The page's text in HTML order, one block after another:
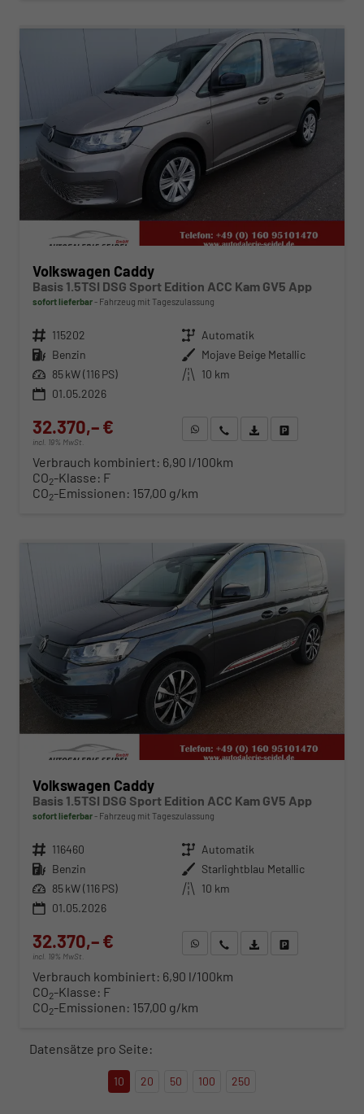
Volkswagen Caddy
Basis 1.5TSI DSG Sport Edition ACC Kam GV5 App
sofort lieferbar Fahrzeug mit Tageszulassung
Fahrzeugnr. 115202 Getriebe Automatik
Kraftstoff Benzin Außenfarbe Mojave Beige Metallic
Leistung 85 kW (116 PS) Kilometerstand 10 km
01.05.2026
32.370,– €
incl. 19% MwSt.
WhatsApp anfragen
Wir rufen Sie anFahrzeugexposé (PDF)
Verbrauch kombiniert: 6,90 l/100km
CO2-Klasse: F
CO2-Emissionen: 157,00 g/km
Volkswagen Caddy
Basis 1.5TSI DSG Sport Edition ACC Kam GV5 App
sofort lieferbar Fahrzeug mit Tageszulassung
Fahrzeugnr. 116460 Getriebe Automatik
Kraftstoff Benzin Außenfarbe Starlightblau Metallic
Leistung 85 kW (116 PS) Kilometerstand 10 km
01.05.2026
32.370,– €
incl. 19% MwSt.
WhatsApp anfragen
Wir rufen Sie anFahrzeugexposé (PDF)
Verbrauch kombiniert: 6,90 l/100km
CO2-Klasse: F
CO2-Emissionen: 157,00 g/km
Datensätze pro Seite:
10 20 50 100 250